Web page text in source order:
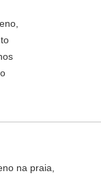
a
maior
na praia,